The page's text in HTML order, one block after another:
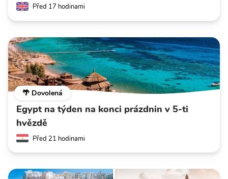
Před 17 hodinami
🌴 Dovolená
Egypt na týden na konci prázdnin v 5-ti
hvězdě
Před 21 hodinami